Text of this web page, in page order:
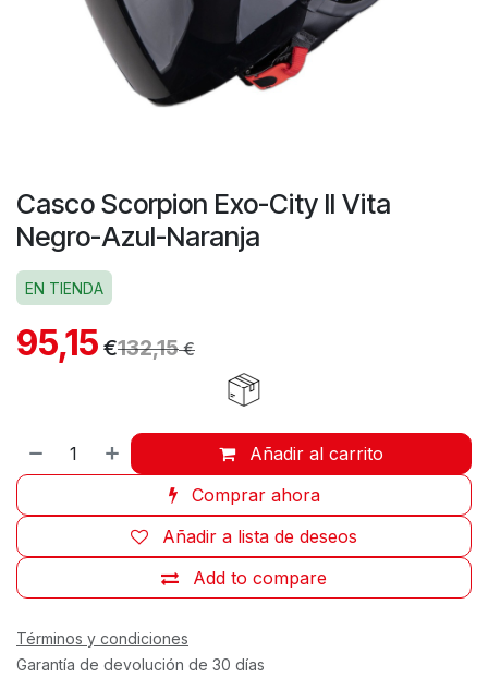
Casco Scorpion Exo-City II Vita
Negro-Azul-Naranja
EN TIENDA
95,15 €132,15€
Añadir al carrito
Comprar ahora
Add to compare
Añadir a lista de deseos
Términos y condiciones
Garantía de devolución de 30 días